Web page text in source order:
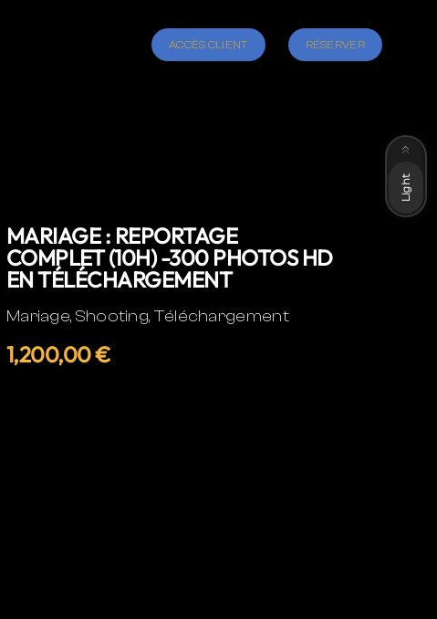
ACCÈS CLIENT RÉSERVER
MARIAGE : REPORTAGE
COMPLET (10H) -300 PHOTOS HD
EN TÉLÉCHARGEMENT
Mariage, Shooting, Téléchargement
1,200,00 €
Light
Dark